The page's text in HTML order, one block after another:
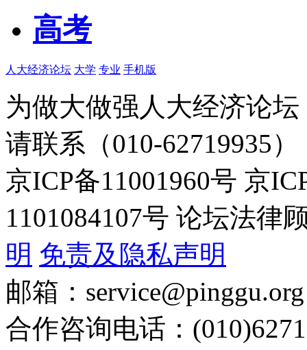
高考
人大经济论坛 大学 专业 手机版
为做大做强人大经济论
请联系（010-62719935）
京ICP备11001960号 京
1101084107号 论坛法律
明 免责及隐私声明
邮箱：service@pinggu.org
合作咨询电话：